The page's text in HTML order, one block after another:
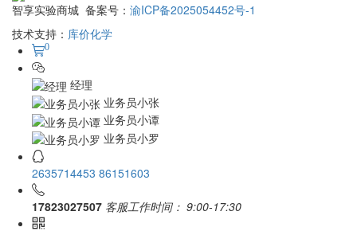
微信公众号
智享实验商城 备案号：
技术支持：
经理
业务员小张
业务员小罗
263571445386151603